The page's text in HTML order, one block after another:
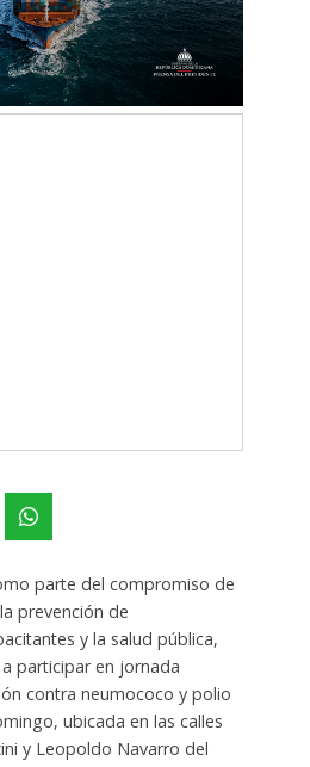
parte del compromiso de
prevención de
y la salud pública,
participar en jornada
contra neumococo y polio
ubicada en las calles
y Leopoldo Navarro del